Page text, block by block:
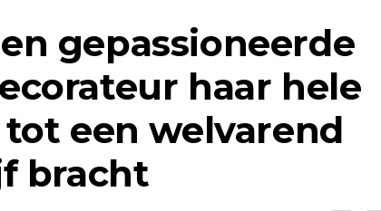
gepassioneerde
haar hele
een welvarend
bracht